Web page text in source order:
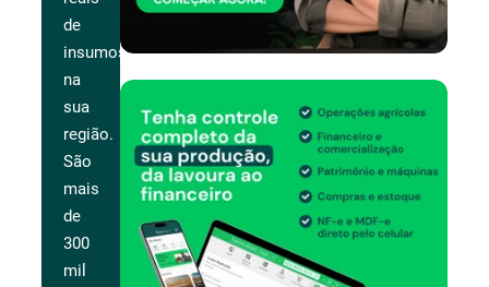
de
insumos
na
sua
região.
São
mais
de
300
mil